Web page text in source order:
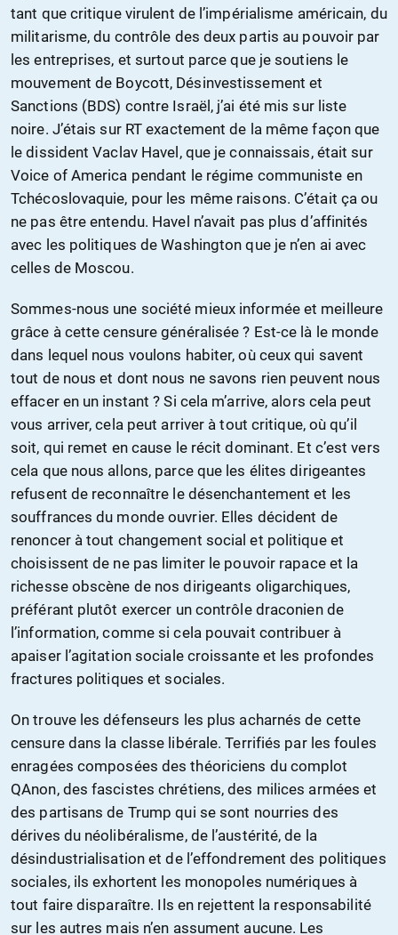
tant que critique virulent de l’impérialisme américain, du
militarisme, du contrôle des deux partis au pouvoir par
les entreprises, et surtout parce que je soutiens le
mouvement de Boycott, Désinvestissement et
Sanctions (BDS) contre Israël, j’ai été mis sur liste
noire. J’étais sur RT exactement de la même façon que
le dissident Vaclav Havel, que je connaissais, était sur
Voice of America pendant le régime communiste en
Tchécoslovaquie, pour les même raisons. C’était ça ou
ne pas être entendu. Havel n’avait pas plus d’affinités
avec les politiques de Washington que je n’en ai avec
celles de Moscou.
Sommes-nous une société mieux informée et meilleure
grâce à cette censure généralisée ? Est-ce là le monde
dans lequel nous voulons habiter, où ceux qui savent
tout de nous et dont nous ne savons rien peuvent nous
effacer en un instant ? Si cela m’arrive, alors cela peut
vous arriver, cela peut arriver à tout critique, où qu’il
soit, qui remet en cause le récit dominant. Et c’est vers
cela que nous allons, parce que les élites dirigeantes
refusent de reconnaître le désenchantement et les
souffrances du monde ouvrier. Elles décident de
renoncer à tout changement social et politique et
choisissent de ne pas limiter le pouvoir rapace et la
richesse obscène de nos dirigeants oligarchiques,
préférant plutôt exercer un contrôle draconien de
l’information, comme si cela pouvait contribuer à
apaiser l’agitation sociale croissante et les profondes
fractures politiques et sociales.
On trouve les défenseurs les plus acharnés de cette
censure dans la classe libérale. Terrifiés par les foules
enragées composées des théoriciens du complot
QAnon, des fascistes chrétiens, des milices armées et
des partisans de Trump qui se sont nourries des
dérives du néolibéralisme, de l’austérité, de la
désindustrialisation et de l’effondrement des politiques
sociales, ils exhortent les monopoles numériques à
tout faire disparaître. Ils en rejettent la responsabilité
sur les autres mais n’en assument aucune. Les